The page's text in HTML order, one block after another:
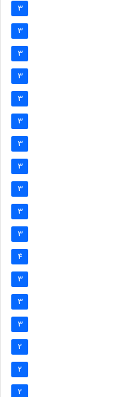
3
3
3
3
3
3
3
3
3
3
3
4
3
3
3
2
2
2